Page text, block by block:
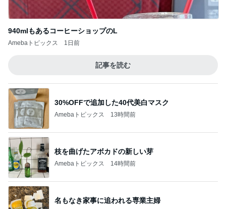
ノッチ 350円でライスおかわり自由
Amebaトピックス 1日前
ライブとレッスンでへとへとな体
Amebaトピックス